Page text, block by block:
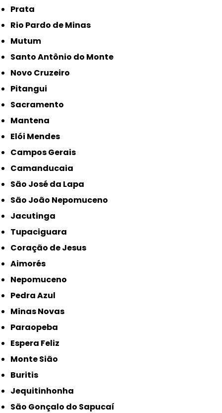
Prata
Rio Pardo de Minas
Mutum
Santo Antônio do Monte
Novo Cruzeiro
Pitangui
Sacramento
Mantena
Elói Mendes
Campos Gerais
Camanducaia
São José da Lapa
São João Nepomuceno
Jacutinga
Tupaciguara
Coração de Jesus
Aimorés
Nepomuceno
Pedra Azul
Minas Novas
Paraopeba
Espera Feliz
Monte Sião
Buritis
Jequitinhonha
São Gonçalo do Sapucaí